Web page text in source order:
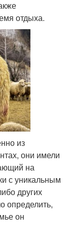
отдыха.
из
они имели
на
с уникальным
других
определить,
он